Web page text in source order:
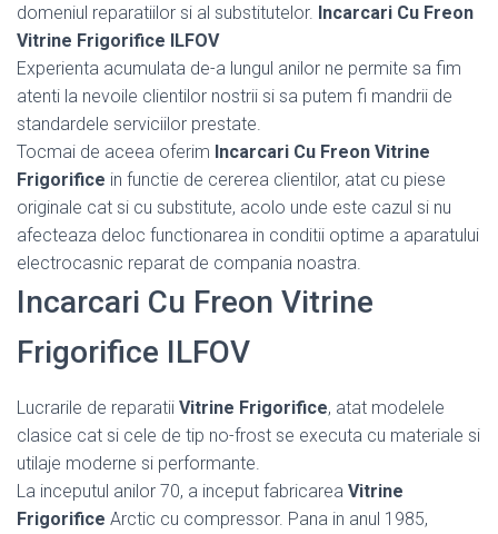
domeniul reparatiilor si al substitutelor. Incarcari Cu Freon
Vitrine Frigorifice ILFOV
Experienta acumulata de-a lungul anilor ne permite sa fim
atenti la nevoile clientilor nostrii si sa putem fi mandrii de
standardele serviciilor prestate.
Tocmai de aceea oferim Incarcari Cu Freon Vitrine
Frigorifice in functie de cererea clientilor, atat cu piese
originale cat si cu substitute, acolo unde este cazul si nu
afecteaza deloc functionarea in conditii optime a aparatului
electrocasnic reparat de compania noastra.
Incarcari Cu Freon Vitrine
Frigorifice ILFOV
Lucrarile de reparatii Vitrine Frigorifice, atat modelele
clasice cat si cele de tip no-frost se executa cu materiale si
utilaje moderne si performante.
La inceputul anilor 70, a inceput fabricarea Vitrine
Frigorifice Arctic cu compressor. Pana in anul 1985,